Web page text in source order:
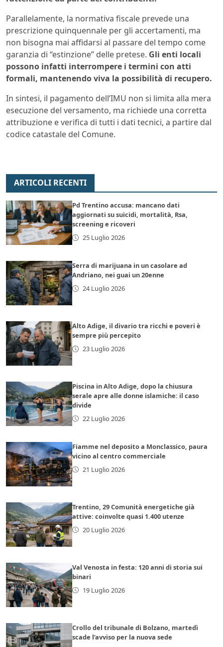
Parallelamente, la normativa fiscale prevede una
prescrizione quinquennale per gli accertamenti, ma
non bisogna mai affidarsi al passare del tempo come
garanzia di “estinzione” delle pretese. Gli enti locali
possono infatti interrompere i termini con atti
formali, mantenendo viva la possibilità di recupero.
In sintesi, il pagamento dell’IMU non si limita alla mera
esecuzione del versamento, ma richiede una corretta
attribuzione e verifica di tutti i dati tecnici, a partire dal
codice catastale del Comune.
ARTICOLI RECENTI
Pd Trentino accusa: mancano dati
aggiornati su suicidi, mortalità, Rsa,
screening e ricoveri
25 Luglio 2026
Serra di marijuana in un casolare ad
Andriano, nei guai un 20enne
24 Luglio 2026
Alto Adige, il divario tra ricchi e poveri è
sempre più percepito
23 Luglio 2026
Piscina in Alto Adige, dopo la chiusura
serale apre alle donne islamiche: il caso
divide
22 Luglio 2026
Fiamme nel deposito a Monclassico, paura
vicino al centro commerciale
21 Luglio 2026
Trentino, 29 Comunità energetiche già
attive: coinvolte quasi 1.400 utenze
20 Luglio 2026
Val Venosta in festa: 120 anni di storia sui
binari
19 Luglio 2026
Crollo del tribunale di Bolzano, martedì
scade l’avviso per la nuova sede